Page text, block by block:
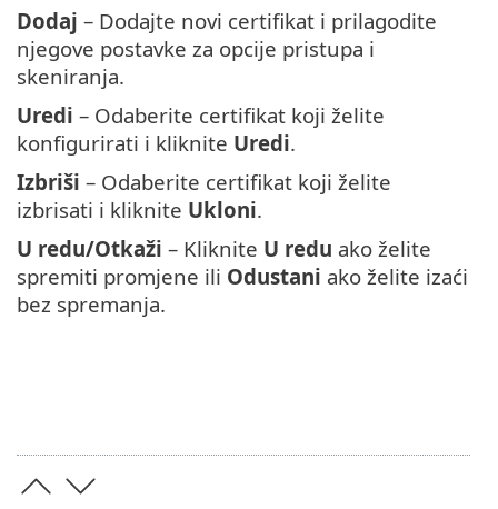
Dodaj – Dodajte novi certifikat i prilagodite
njegove postavke za opcije pristupa i
skeniranja.
Uredi – Odaberite certifikat koji želite
konfigurirati i kliknite Uredi.
Izbriši – Odaberite certifikat koji želite
izbrisati i kliknite Ukloni.
U redu/Otkaži – Kliknite U redu ako želite
spremiti promjene ili Odustani ako želite izaći
bez spremanja.